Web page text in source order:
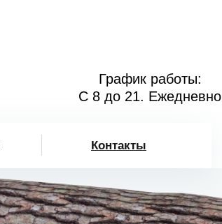
График работы:
С 8 до 21. Ежедневно
Контакты